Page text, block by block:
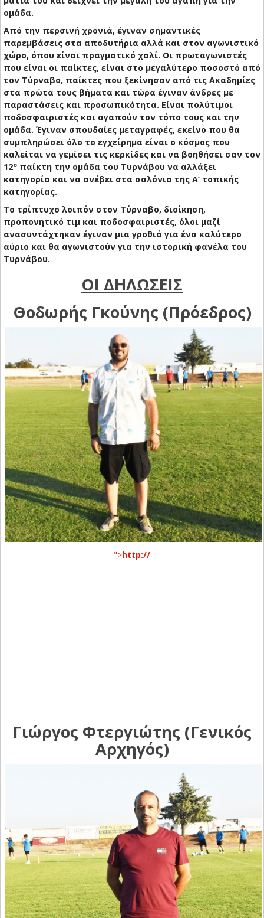
ομάδα.
Από την περσινή χρονιά, έγιναν σημαντικές
παρεμβάσεις στα αποδυτήρια αλλά και στον αγωνιστικό
χώρο, όπου είναι πραγματικό χαλί. Οι πρωταγωνιστές
που είναι οι παίκτες, είναι στο μεγαλύτερο ποσοστό από
τον Τύρναβο, παίκτες που ξεκίνησαν από τις Ακαδημίες
στα πρώτα τους βήματα και τώρα έγιναν άνδρες με
παραστάσεις και προσωπικότητα. Είναι πολύτιμοι
ποδοσφαιριστές και αγαπούν τον τόπο τους και την
ομάδα. Έγιναν σπουδαίες μεταγραφές, εκείνο που θα
συμπληρώσει όλο το εγχείρημα είναι ο κόσμος που
καλείται να γεμίσει τις κερκίδες και να βοηθήσει σαν τον
12ο παίκτη την ομάδα του Τυρνάβου να αλλάξει
κατηγορία και να ανέβει στα σαλόνια της Α’ τοπικής
κατηγορίας.
Το τρίπτυχο λοιπόν στον Τύρναβο, διοίκηση,
προπονητικό τιμ και ποδοσφαιριστές, όλοι μαζί
ανασυντάχτηκαν έγιναν μια γροθιά για ένα καλύτερο
αύριο και θα αγωνιστούν για την ιστορική φανέλα του
Τυρνάβου.
ΟΙ ΔΗΛΩΣΕΙΣ
Θοδωρής Γκούνης (Πρόεδρος)
">http://
Γιώργος Φτεργιώτης (Γενικός
Αρχηγός)